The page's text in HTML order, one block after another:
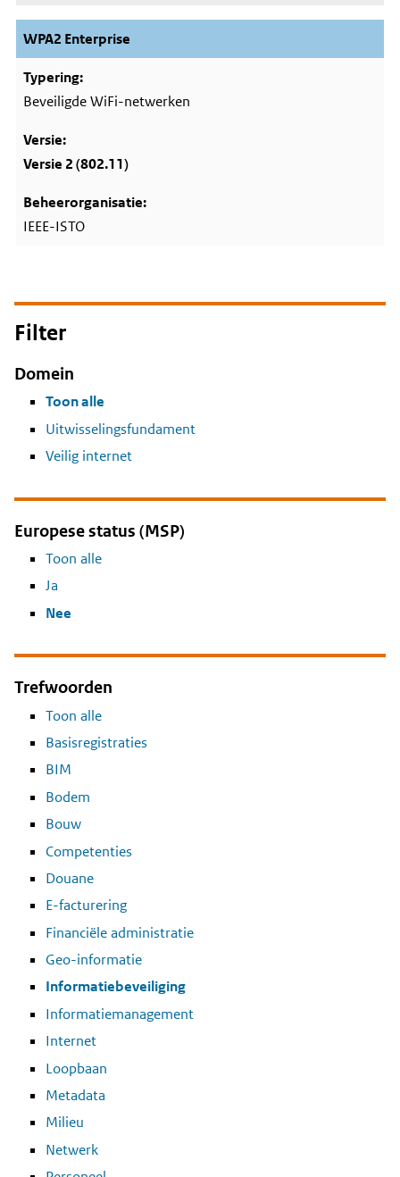
WPA2 Enterprise
Beveiligde WiFi-netwerken
Versie 2 (802.11)
IEEE-ISTO
Filter
Domein
Toon alle
Uitwisselingsfundament
Veilig internet
Europese status (MSP)
Toon alle
Ja
Nee
Trefwoorden
Toon alle
Basisregistraties
BIM
Bodem
Bouw
Competenties
Douane
E-facturering
Financiële administratie
Geo-informatie
Informatiebeveiliging
Informatiemanagement
Internet
Loopbaan
Metadata
Milieu
Netwerk